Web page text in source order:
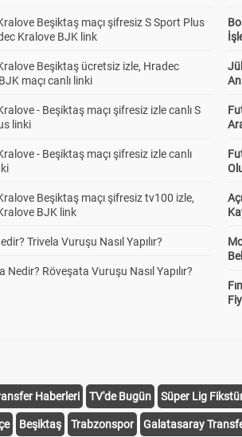
Beşiktaş maçı şifresiz S Sport Plus
Kralove BJK link
Beşiktaş ücretsiz izle, Hradec
maçı canlı linki
- Beşiktaş maçı şifresiz izle canlı S
linki
- Beşiktaş maçı şifresiz izle canlı
Beşiktaş maçı şifresiz tv100 izle,
BJK link
Trivela Vuruşu Nasıl Yapılır?
Nedir? Röveşata Vuruşu Nasıl Yapılır?
Haberleri TV'de Bugün Süper Lig
Beşiktaş Trabzonspor Galatasaray